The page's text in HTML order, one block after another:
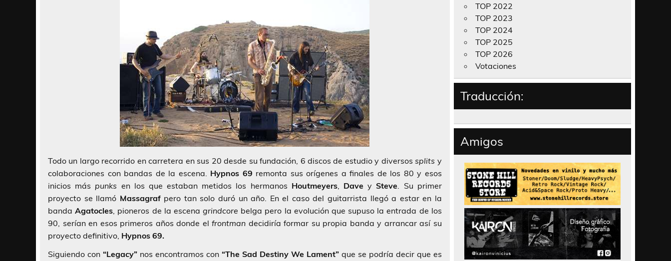
Todo un largo recorrido en carretera en sus 20 desde su fundación, 6 discos de estudio y diversossplits y
colaboraciones con bandas de la escena. Hypnos 69 remonta sus orígenes a finales de los 80 y esos
inicios más punks en los que estaban metidos los hermanos Houtmeyers, Dave ySteve. Su primer
proyecto se llamó Massagrafpero tan solo duró un año. En el caso del guitarrista llegó a estar en la
bandaAgatocles, pioneros de la escenagrindcore belga pero la evolución que supuso la entrada de los
90, serían en esos primeros años donde elfrontman decidiría formar su propia banda y arrancar así su
proyecto definitivo, Hypnos 69.
Siguiendo con “Legacy”nos encontramos con “The Sad Destiny We Lament”que se podría decir que es
TOP 2022
TOP 2023
TOP 2024
TOP 2025
TOP 2026
Votaciones
Traducción:
Amigos